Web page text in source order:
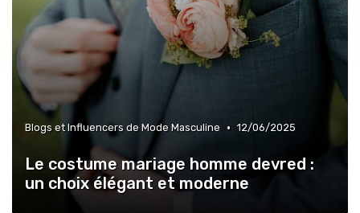
Blogs et Influencers de Mode Masculine • 12/06/2025
Le costume mariage homme devred :
un choix élégant et moderne